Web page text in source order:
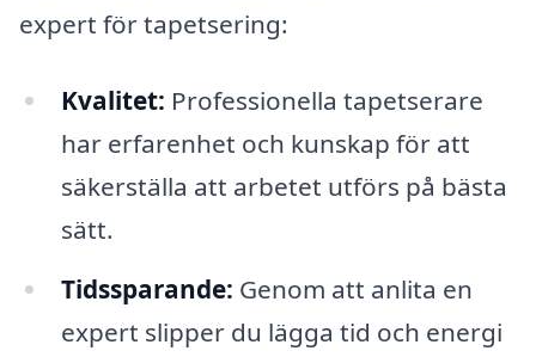
expert för tapetsering:
Kvalitet: Professionella tapetserare
har erfarenhet och kunskap för att
säkerställa att arbetet utförs på bästa
sätt.
Tidssparande: Genom att anlita en
expert slipper du lägga tid och energi